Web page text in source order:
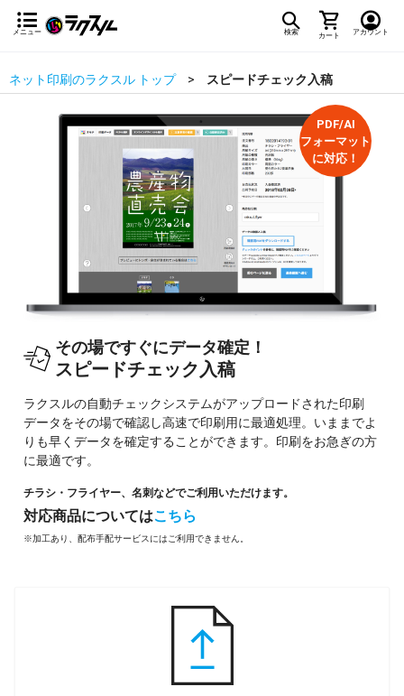
メニュー 検索 カート アカウント
ネット印刷のラクスル トップ スピードチェック入稿
その場ですぐにデータ確定！
スピードチェック入稿
ラクスルの自動チェックシステムがアップロードされた印刷
データをその場で確認し高速で印刷用に最適処理。いままでよ
りも早くデータを確定することができます。印刷をお急ぎの方
に最適です。
チラシ・フライヤー、名刺などでご利用いただけます。
対応商品についてはこちら
※加工あり、配布手配サービスにはご利用できません。
PDF/AI
フォーマット
に対応！